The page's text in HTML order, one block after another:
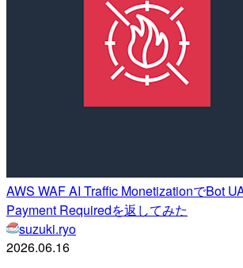
AWS WAF AI Traffic MonetizationでBot
Payment Requiredを返してみた
suzuki.ryo
2026.06.16